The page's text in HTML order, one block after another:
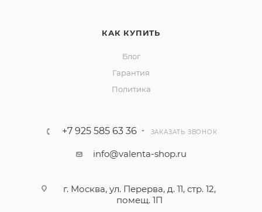
КАК КУПИТЬ
Блог
Гарантия
Политика
+7 925 585 63 36 ЗАКАЗАТЬ ЗВОНОК
info@valenta-shop.ru
г. Москва, ул. Перерва, д. 11, стр. 12,
помещ. 1П